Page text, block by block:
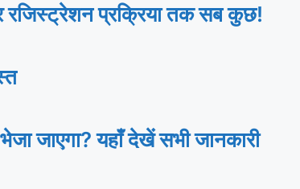
प्रक्रिया तक सब कुछ!
यहाँ देखें सभी जानकारी